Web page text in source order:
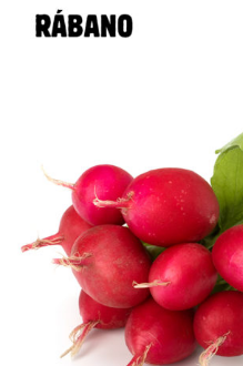
Dónde
Contacto